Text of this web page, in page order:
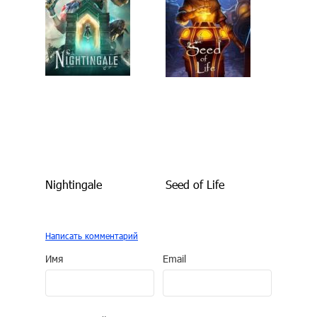
Nightingale Seed of Life
Написать комментарий
Имя Email